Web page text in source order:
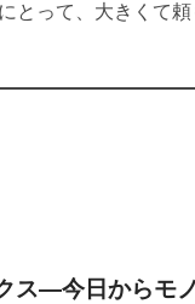
とって、大きくて頼
ス―今日からモ